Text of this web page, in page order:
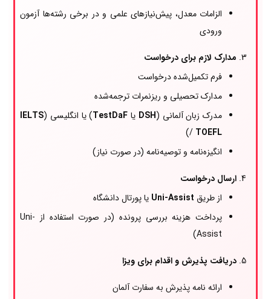
الزامات معدل، پیش‌نیازهای علمی و در برخی رشته‌ها آزمون
ورودی
مدارک لازم برای درخواست
فرم تکمیل‌شده درخواست
مدارک تحصیلی و ریزنمرات ترجمه‌شده
مدرک زبان آلمانی (DSH یا TestDaF) یا انگلیسی (IELTS
/ TOEFL
)
انگیزه‌نامه و توصیه‌نامه (در صورت نیاز)
ارسال درخواست
از طریق Uni-Assist یا پورتال دانشگاه
پرداخت هزینه بررسی پرونده (در صورت استفاده از Uni-
Assist)
دریافت پذیرش و اقدام برای ویزا
ارائه نامه پذیرش به سفارت آلمان